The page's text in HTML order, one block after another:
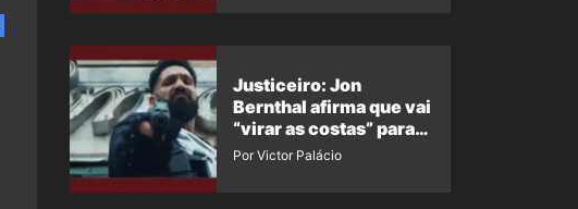
Justiceiro: Jon
Bernthal afirma que vai
“virar as costas” para
os fãs
Por Victor Palácio